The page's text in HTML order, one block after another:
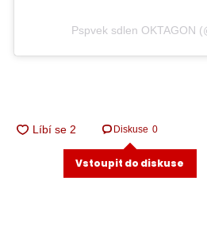
Pspvek sdlen OKTAGON
Diskuse 0
Vstoupit do diskuse